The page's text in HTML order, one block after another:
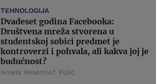
TEHNOLOGIJA
Dvadeset godina Facebooka:
Društvena mreža stvorena u
studentskoj sobici predmet je
kontroverzi i pohvala, ali kakva joj je
budućnost?
Amela Keserović Polić